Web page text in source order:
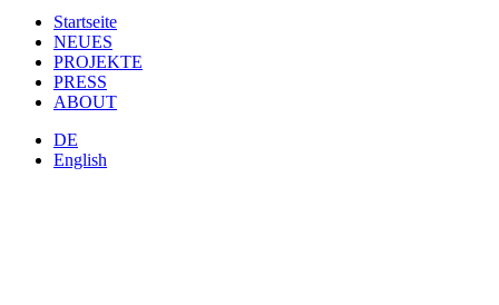
Startseite
NEUES
PROJEKTE
PRESS
ABOUT
DE
English